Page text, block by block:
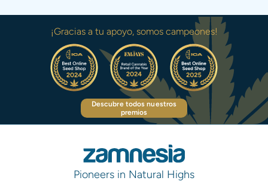
¡Gracias a tu apoyo, somos campeones!
Descubre todos nuestros
premios
Pioneers in Natural Highs